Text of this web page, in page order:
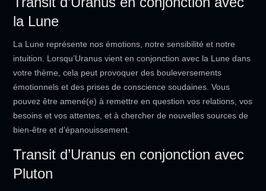
la Lune
La Lune représente nos émotions, notre sensibilité et notre
intuition. Lorsqu’Uranus vient en conjonction avec la Lune dans
votre thème, cela peut provoquer des bouleversements
émotionnels et des prises de conscience soudaines. Vous
pouvez être amené(e) à remettre en question vos relations, vos
besoins et vos attentes, et à chercher de nouvelles sources de
bien-être et d’épanouissement.
Transit d’Uranus en conjonction avec
Pluton